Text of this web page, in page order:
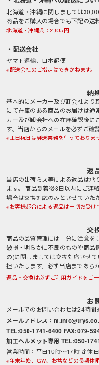
北海道・沖縄に関しましては
商品をご購入の場合でも下記の送
北海道・沖縄県：2,835円
・配送会社
ヤマト運輸、日本郵便
※配送会社のご指定はできかねます。
納
基本的にメーカー及び卸会社より
にて在庫のある商品のお届けは通
カー及び卸会社への在庫確認後に
す。当店からのメールを必ずご確
※土日祝日は発送業務を行っておりま
返
当店の出荷ミス等による返品は承
ます。 商品到着後8日以内にご連
場合は交換対応のみとさせていた
※お客様都合による返品は一切お受け
交
商品の品質管理には十分に注意を
破損・明らかに不良のものや商品
の)に関しましては交換対応させ
担いたします。必ず当店まであら
返品・交換は必ずご利用ガイドをご
お
メールでのお問い合わせは24時間
メールアドレス：
TEL:050-1741-6400 FAX:079-
加工ヘルメット専用 TEL:050-
営業時間：平日10時～17時 定休
※年末年始、GW、お盆などの長期休